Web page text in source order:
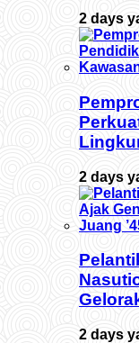
2 days
2 days
2 days